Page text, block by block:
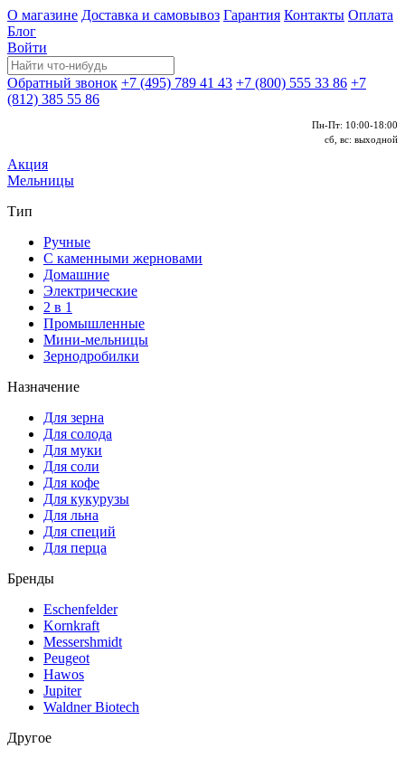
О магазине Доставка и самовывоз Гарантия Контакты Оплата
Блог
Войти
Обратный звонок +7 (495) 789 41 43 +7 (800) 555 33 86 +7
(812) 385 55 86
Пн-Пт: 10:00-18:00
сб, вс: выходной
Акция
Мельницы
Тип
Ручные
С каменными жерновами
Домашние
Электрические
2 в 1
Промышленные
Мини-мельницы
Зернодробилки
Назначение
Для зерна
Для солода
Для муки
Для соли
Для кофе
Для кукурузы
Для льна
Для специй
Для перца
Бренды
Eschenfelder
Kornkraft
Messershmidt
Peugeot
Hawos
Jupiter
Waldner Biotech
Другое